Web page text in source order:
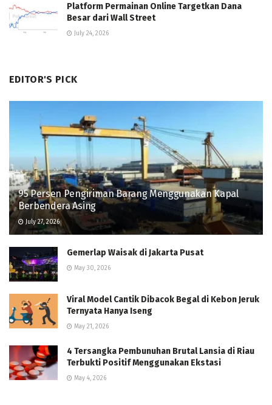
Platform Permainan Online Targetkan Dana
Besar dari Wall Street
July 24, 2026
EDITOR'S PICK
95 Persen Pengiriman Barang Menggunakan Kapal
Berbendera Asing
July 27, 2026
Gemerlap Waisak di Jakarta Pusat
May 30, 2026
Viral Model Cantik Dibacok Begal di Kebon Jeruk
Ternyata Hanya Iseng
May 21, 2026
4 Tersangka Pembunuhan Brutal Lansia di Riau
Terbukti Positif Menggunakan Ekstasi
May 4, 2026